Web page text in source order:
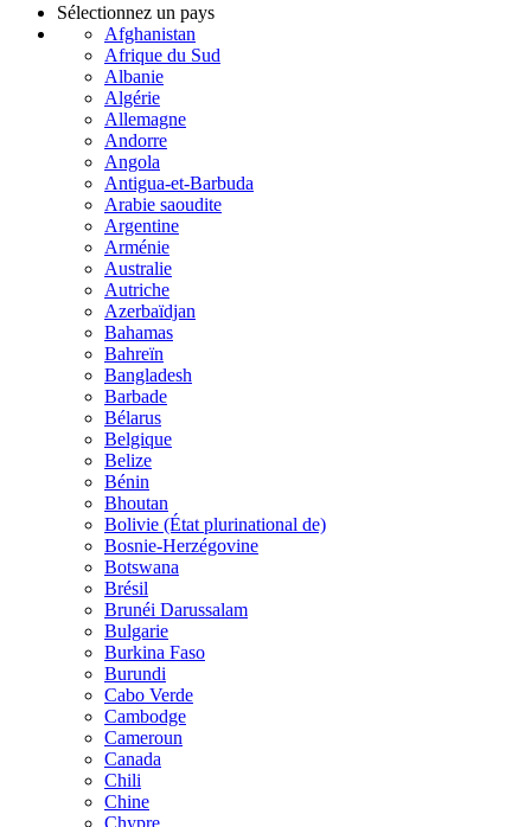
Sélectionnez un pays
Afghanistan
Afrique du Sud
Albanie
Algérie
Allemagne
Andorre
Angola
Antigua-et-Barbuda
Arabie saoudite
Argentine
Arménie
Australie
Autriche
Azerbaïdjan
Bahamas
Bahreïn
Bangladesh
Barbade
Bélarus
Belgique
Belize
Bénin
Bhoutan
Bolivie (État plurinational de)
Bosnie-Herzégovine
Botswana
Brésil
Brunéi Darussalam
Bulgarie
Burkina Faso
Burundi
Cabo Verde
Cambodge
Cameroun
Canada
Chili
Chine
Chypre